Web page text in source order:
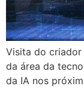
Visita do criador
da área da
da IA nos